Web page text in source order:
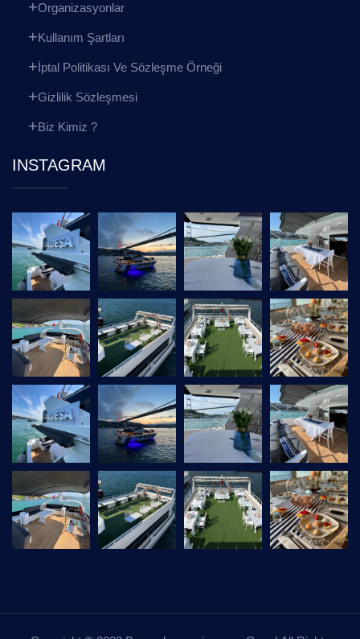
Organizasyonlar
Kullanım Şartları
İptal Politikası Ve Sözleşme Örneği
Gizlilik Sözleşmesi
Biz Kimiz ?
INSTAGRAM